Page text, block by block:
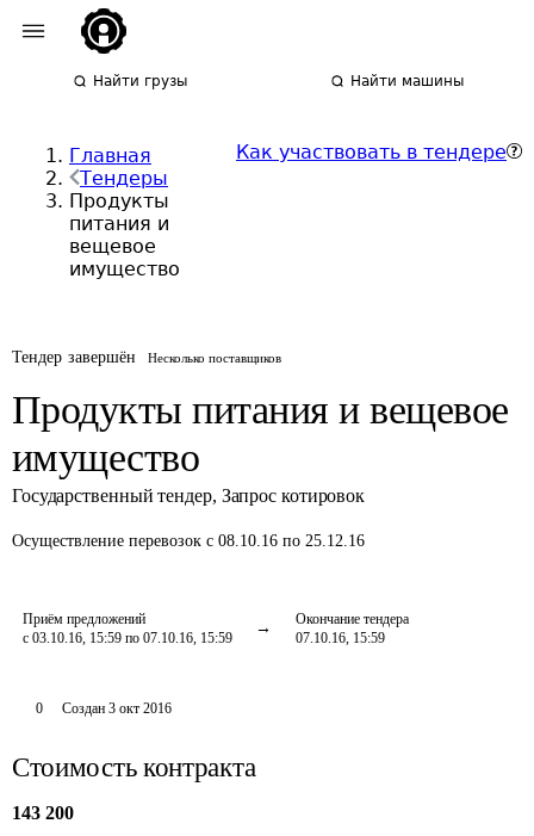
Найти грузы Найти машины
Главная
Тендеры
Продукты
питания и
вещевое
имущество
Как участвовать в тендере
Тендер завершён Несколько поставщиков
Продукты питания и вещевое
имущество
Государственный тендер, Запрос котировок
Осуществление перевозок с 08.10.16 по 25.12.16
Приём предложений
с 03.10.16, 15:59 по 07.10.16, 15:59
Окончание тендера
07.10.16, 15:59
0 Создан 3 окт 2016
Стоимость контракта
143 200